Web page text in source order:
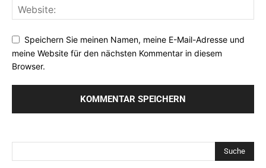
Speichern Sie meinen Namen, meine E-Mail-Adresse und
meine Website für den nächsten Kommentar in diesem
Browser.